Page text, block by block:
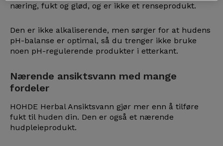
næring, fukt og glød, og er ikke et renseprodukt.
Den er ikke alkaliserende, men sørger for at hudens
pH-balanse er optimal, så du trenger ikke bruke
noen pH-regulerende produkter i etterkant.
Nærende ansiktsvann med mange
fordeler
HOHDE Herbal Ansiktsvann gjør mer enn å tilføre
fukt til huden din. Den er også et nærende
hudpleieprodukt.